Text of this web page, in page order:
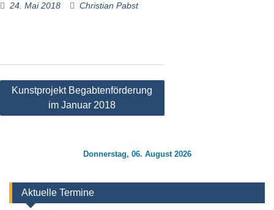
24. Mai 2018 Christian Pabst
Beitragsnavigation
Kunstprojekt Begabtenförderung
im Januar 2018
Donnerstag, 06. August 2026
Aktuelle Termine